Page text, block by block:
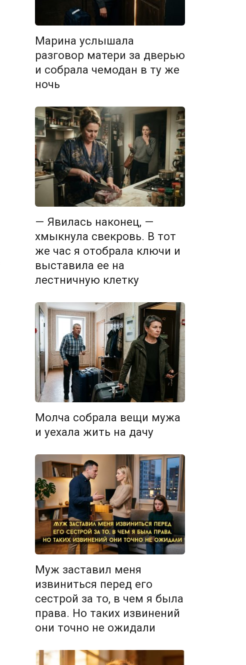
Марина услышала
разговор матери за дверью
и собрала чемодан в ту же
ночь
— Явилась наконец, —
хмыкнула свекровь. В тот
же час я отобрала ключи и
выставила ее на
лестничную клетку
Молча собрала вещи мужа
и уехала жить на дачу
Муж заставил меня
извиниться перед его
сестрой за то, в чем я была
права. Но таких извинений
они точно не ожидали